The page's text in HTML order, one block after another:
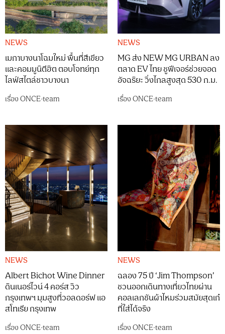
NEWS
เมกาบางนาโฉมใหม่ พื้นที่สีเขียว
และคอมมูนิตีฮิต ตอบโจทย์ทุก
ไลฟ์สไตล์ชาวบางนา
เรื่องONCE-team
NEWS
MG ส่ง NEW MG URBAN ลง
ตลาด EV ไทย ชูฟีเจอร์ช่วยจอด
อัจฉริยะ วิ่งไกลสูงสุด 530 ก.ม.
เรื่องONCE-team
NEWS
Albert Bichot Wine Dinner
ดินเนอร์ไวน์ 4 คอร์ส วิว
กรุงเทพฯ มุมสูงที่วอลดอร์ฟ แอ
สโทเรีย กรุงเทพ
เรื่องONCE-team
NEWS
ฉลอง 75 ปี ‘Jim Thompson’
ชวนออกเดินทางเที่ยวไทยผ่าน
คอลเลกชันผ้าไหมร่วมสมัยสุดเก๋
ที่ใส่ได้จริง
เรื่องONCE-team